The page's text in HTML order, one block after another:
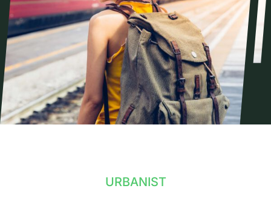
URBANIST